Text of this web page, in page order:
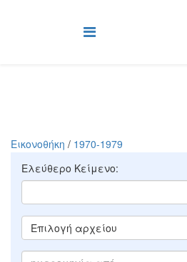
Εικονοθήκη / 1970-1979
Ελεύθερο Κείμενο:
Επιλογή αρχείου